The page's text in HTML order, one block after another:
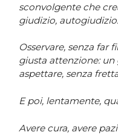
sconvolgente che
giudizio,
Osservare, senza far
giusta attenzione: un
aspettare, senza
E poi, lentamente,
Avere cura, avere